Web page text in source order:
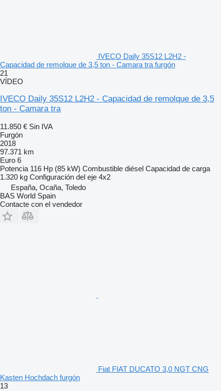
IVECO Daily 35S12 L2H2 -
Capacidad de remolque de 3,5 ton - Camara tra furgón
21
VÍDEO
IVECO Daily 35S12 L2H2 - Capacidad de remolque de 3,5
ton - Camara tra
11.850 € Sin IVA
Furgón
2018
97.371 km
Euro 6
Potencia 116 Hp (85 kW) Combustible diésel Capacidad de carga
1.320 kg Configuración del eje 4x2
España, Ocaña, Toledo
BAS World Spain
Contacte con el vendedor
Fiat FIAT DUCATO 3,0 NGT CNG
Kasten Hochdach furgón
13